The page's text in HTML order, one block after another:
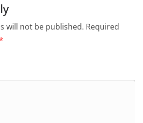
will not be published. Required